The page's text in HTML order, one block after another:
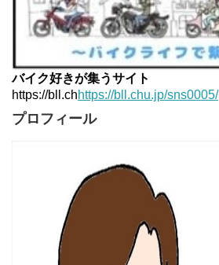
バイク好きが集うサイト
https://bll.chhttps://bll.chu.jp/sns0005/
プロフィール